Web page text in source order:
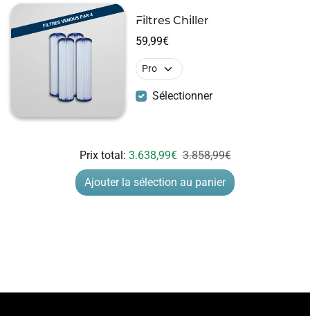
59,99€
Sélectionner
Ajouter la sélection au panier